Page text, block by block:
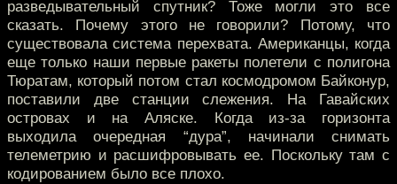
разведывательный спутник? Тоже могли это все
сказать. Почему этого не говорили? Потому, что
существовала система перехвата. Американцы, когда
еще только наши первые ракеты полетели с полигона
Тюратам, который потом стал космодромом Байконур,
поставили две станции слежения. На Гавайских
островах и на Аляске. Когда из-за горизонта
выходила очередная “дура”, начинали снимать
телеметрию и расшифровывать ее. Поскольку там с
кодированием было все плохо.